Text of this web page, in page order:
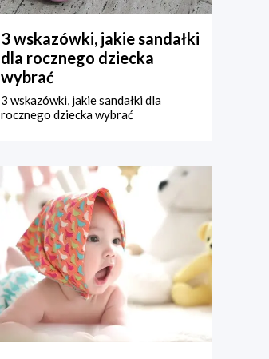
3 wskazówki, jakie sandałki
dla rocznego dziecka
wybrać
3 wskazówki, jakie sandałki dla
rocznego dziecka wybrać